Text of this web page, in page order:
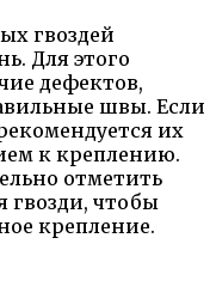
гвоздей
Для этого
дефектов,
швы. Если
их
к креплению.
отметить
гвозди, чтобы
крепление.